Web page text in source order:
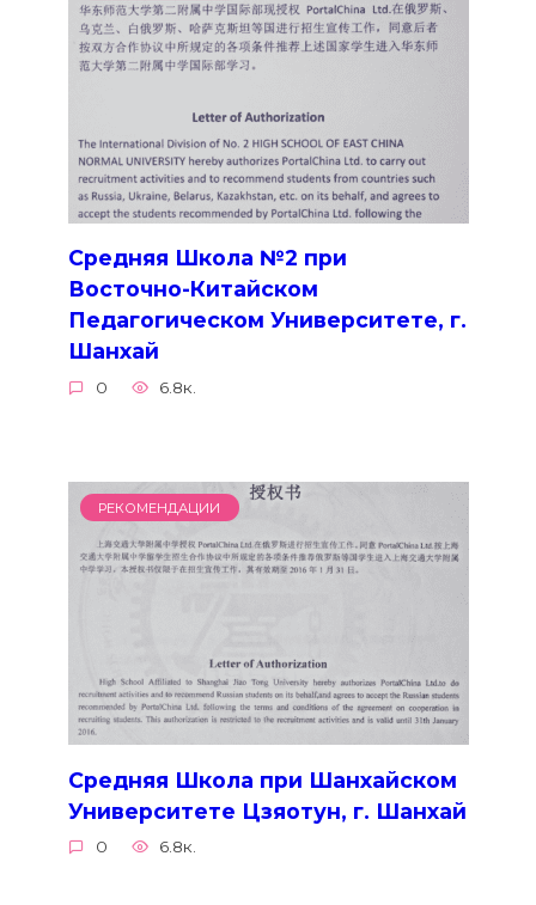
Средняя Школа №2 при
Восточно-Китайском
Педагогическом Университете, г.
Шанхай
0 6.8к.
РЕКОМЕНДАЦИИ
Средняя Школа при Шанхайском
Университете Цзяотун, г. Шанхай
0 6.8к.